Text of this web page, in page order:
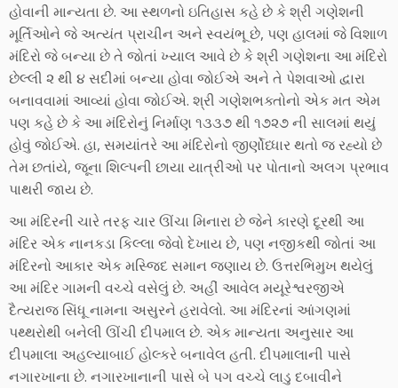
હોવાની માન્યતા છે. આ સ્થળનો ઇતિહાસ કહે છે કે શ્રી ગણેશની
મૂર્તિઓને જે અત્યંત પ્રાચીન અને સ્વયંભૂ છે, પણ હાલમાં જે વિશાળ
મંદિરો જે બન્યા છે તે જોતાં ખ્યાલ આવે છે કે શ્રી ગણેશના આ મંદિરો
છેલ્લી ૨ થી ૪ સદીમાં બન્યા હોવા જોઈએ અને તે પેશવાઓ દ્વારા
બનાવવામાં આવ્યાં હોવા જોઈએ. શ્રી ગણેશભક્તોનો એક મત એમ
પણ કહે છે કે આ મંદિરોનું નિર્માણ ૧૩૩૭ થી ૧૭૨૭ ની સાલમાં થયું
હોવું જોઈએ. હા, સમયાંતરે આ મંદિરોનો જીર્ણોધ્ધાર થતો જ રહ્યો છે
તેમ છતાંયે, જૂના શિલ્પની છાયા યાત્રીઓ પર પોતાનો અલગ પ્રભાવ
પાથરી જાય છે.
આ મંદિરની ચારે તરફ ચાર ઊંચા મિનારા છે જેને કારણે દૂરથી આ
મંદિર એક નાનકડા કિલ્લા જેવો દેખાય છે, પણ નજીકથી જોતાં આ
મંદિરનો આકાર એક મસ્જિદ સમાન જણાય છે. ઉત્તરભિમુખ થયેલું
આ મંદિર ગામની વચ્ચે વસેલું છે. અહીં આવેલ મયૂરેશ્વરજીએ
દૈત્યરાજ સિંધૂ નામના અસુરને હરાવેલો. આ મંદિરનાં આંગણમાં
પથ્થરોથી બનેલી ઊંચી દીપમાલ છે. એક માન્યતા અનુસાર આ
દીપમાલા અહલ્યાબાઈ હોલ્કરે બનાવેલ હતી. દીપમાલાની પાસે
નગારખાના છે. નગારખાનાની પાસે બે પગ વચ્ચે લાડુ દબાવીને